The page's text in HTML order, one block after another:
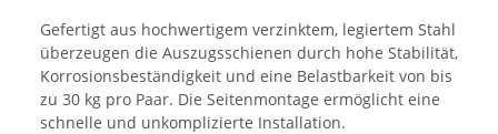
Gefertigt aus hochwertigem verzinktem, legiertem Stahl
überzeugen die Auszugsschienen durch hohe Stabilität,
Korrosionsbeständigkeit und eine Belastbarkeit von bis
zu 30 kg pro Paar. Die Seitenmontage ermöglicht eine
schnelle und unkomplizierte Installation.